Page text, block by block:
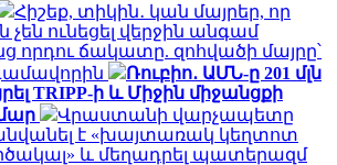
Հիշեք, տիկին․ կան մայրեր, որ
չեն ունեցել վերջին անգամ
որդու ճակատը. զոհվածի մայրը՝
Ռուբիո․ ԱՄՆ-ը 201 մլն
TRIPP-ի և Միջին միջանցքի
Վրաստանի վարչապետը
է «խայտառակ կեղտոտ
և մեղադրել պատերազմ